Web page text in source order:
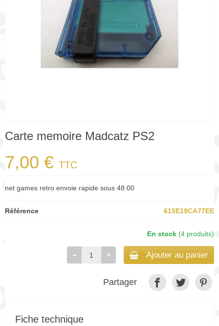
Carte memoire Madcatz PS2
7,00 € TTC
net games retro envoie rapide sous 48:00
Référence 615E19CA77EE
En stock (4 produits)
Ajouter au panier
Partager
Fiche technique